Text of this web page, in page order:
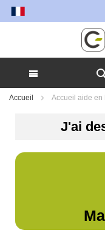
Allez
Accueil Accueil aide en
J'ai